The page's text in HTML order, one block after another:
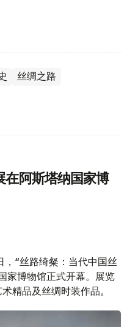
丝绸之路
在阿斯塔纳国家博
，“丝路绮粲：当代中国丝
家博物馆正式开幕。展览
精品及丝绸时装作品。